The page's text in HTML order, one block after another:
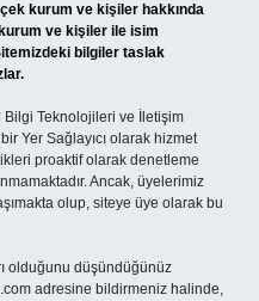
kurum ve kişiler hakkında
ve kişiler ile isim
bilgiler taslak
Bilgi Teknolojileri ve İletişim
Yer Sağlayıcı olarak hizmet
proaktif olarak denetleme
Ancak, üyelerimiz
olup, siteye üye olarak bu
olduğunu düşündüğünüz
adresine bildirmeniz halinde,